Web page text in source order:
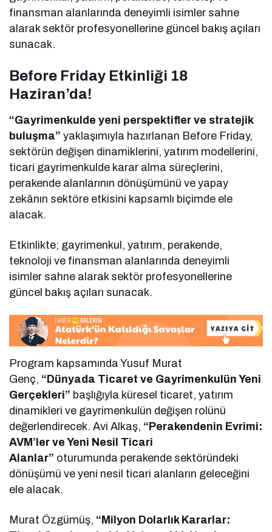
finansman alanlarında deneyimli isimler sahne
alarak sektör profesyonellerine güncel bakış açıları
sunacak.
Before Friday Etkinliği 18
Haziran’da!
“Gayrimenkulde yeni perspektifler ve stratejik
buluşma” yaklaşımıyla hazırlanan Before Friday,
sektörün değişen dinamiklerini, yatırım modellerini,
ticari gayrimenkulde karar alma süreçlerini,
perakende alanlarının dönüşümünü ve yapay
zekânın sektöre etkisini kapsamlı biçimde ele
alacak.
Etkinlikte; gayrimenkul, yatırım, perakende,
teknoloji ve finansman alanlarında deneyimli
isimler sahne alarak sektör profesyonellerine
güncel bakış açıları sunacak.
Program kapsamında Yusuf Murat
Genç, “Dünyada Ticaret ve Gayrimenkulün Yeni
Gerçekleri” başlığıyla küresel ticaret, yatırım
dinamikleri ve gayrimenkulün değişen rolünü
değerlendirecek. Avi Alkaş, “Perakendenin Evrimi:
AVM’ler ve Yeni Nesil Ticari
Alanlar” oturumunda perakende sektöründeki
dönüşümü ve yeni nesil ticari alanların geleceğini
ele alacak.
Murat Özgümüş, “Milyon Dolarlık Kararlar: